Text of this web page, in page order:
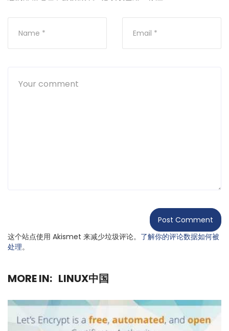
这个站点使用 Akismet 来减少垃圾评论。 了解你的评论数据如何被
处理。
MORE IN: LINUX中国